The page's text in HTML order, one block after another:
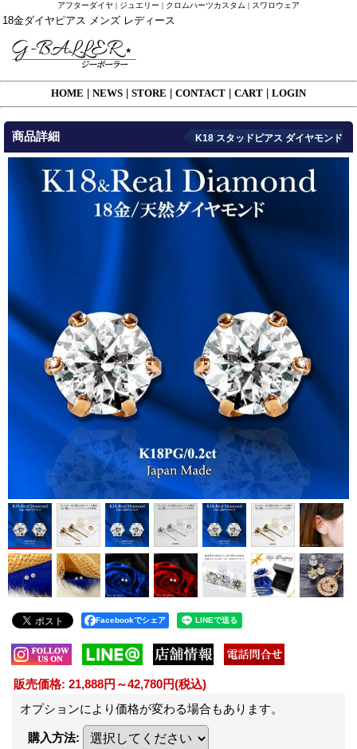
アフターダイヤ | ジュエリー | クロムハーツカスタム | スワロウェア
18金ダイヤピアス メンズ レディース
HOME NEWS STORE CONTACT CART LOGIN
商品詳細 K18 スタッドピアス ダイヤモンド
Facebookでシェア
販売価格: 21,888円～42,780円(税込)
オプションにより価格が変わる場合もあります。
購入方法: